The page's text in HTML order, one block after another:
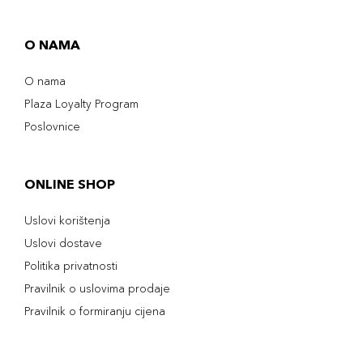
O NAMA
O nama
Plaza Loyalty Program
Poslovnice
ONLINE SHOP
Uslovi korištenja
Uslovi dostave
Politika privatnosti
Pravilnik o uslovima prodaje
Pravilnik o formiranju cijena